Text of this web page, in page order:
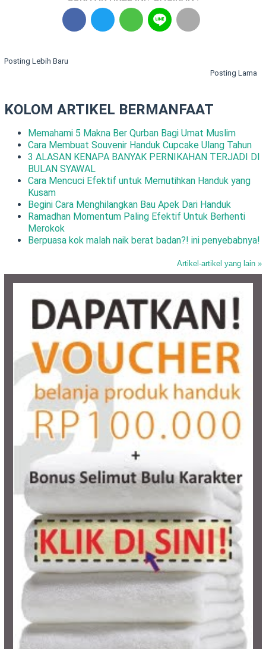
Posting Lebih Baru
Posting Lama
KOLOM ARTIKEL BERMANFAAT
Memahami 5 Makna Ber Qurban Bagi Umat Muslim
Cara Membuat Souvenir Handuk Cupcake Ulang Tahun
3 ALASAN KENAPA BANYAK PERNIKAHAN TERJADI DI
BULAN SYAWAL
Cara Mencuci Efektif untuk Memutihkan Handuk yang
Kusam
Begini Cara Menghilangkan Bau Apek Dari Handuk
Ramadhan Momentum Paling Efektif Untuk Berhenti
Merokok
Berpuasa kok malah naik berat badan?! ini penyebabnya!
Artikel-artikel yang lain »